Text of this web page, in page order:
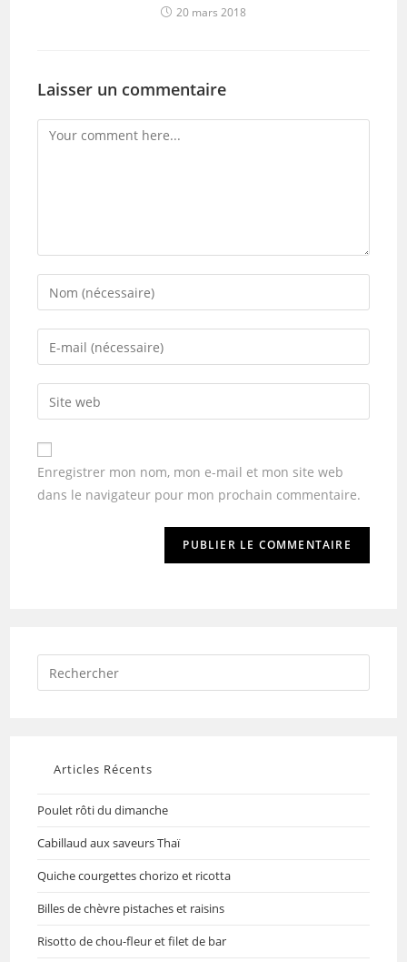
20 mars 2018
Laisser un commentaire
Enregistrer mon nom, mon e-mail et mon site web
dans le navigateur pour mon prochain commentaire.
Articles Récents
Poulet rôti du dimanche
Cabillaud aux saveurs Thaï
Quiche courgettes chorizo et ricotta
Billes de chèvre pistaches et raisins
Risotto de chou-fleur et filet de bar